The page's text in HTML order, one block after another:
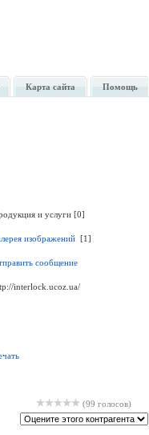
Карта сайта Помощь
и услуги [0]
изображений [1]
сообщение
interlock.ucoz.ua/
(99 голосов)